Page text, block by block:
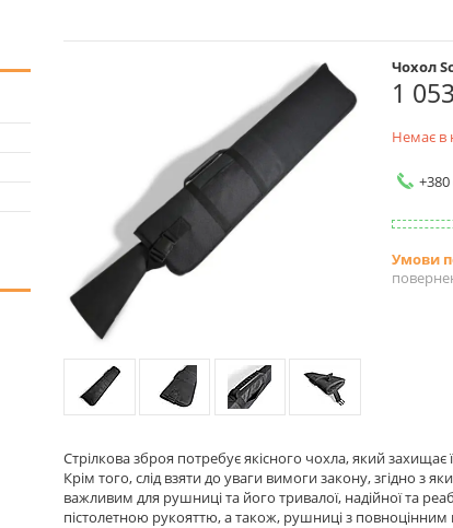
Чохол
1
Немає в
Стрілкова зброя потребує якісного чохла, який
Крім того, слід взяти до уваги вимоги закону, згідно
важливим для рушниці та його тривалої, надійної та
пістолетною рукояттю, а також, рушниці з